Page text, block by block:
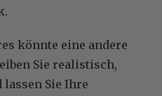
könnte eine andere
Sie realistisch,
Sie Ihre